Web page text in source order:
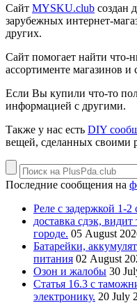
Сайт MYSKU.club cоздан
зарубежных интернет-
других.
Сайт помогает найти что-
ассортименте магазинов и
Если Вы купили что-то
информацией с другими.
Также у нас есть DIY
вещей, сделанных своими
Последние сообщения на
Реле с задержкой 1-2
доставка сдэк,
городе. 05 August
Батарейки,
питания 02 August
Озон и жалобы 30
Статья 16.3 с
электронику. 20 July